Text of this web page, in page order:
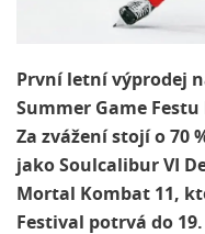
První letní výprodej
Summer Game
Za zvážení stojí o 70
jako Soulcalibur VI
Mortal Kombat 11,
Festival potrvá do